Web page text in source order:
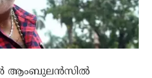
ആംബുലൻസിൽ